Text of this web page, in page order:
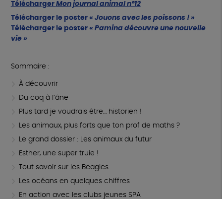
Télécharger Mon journal animal n°12
Télécharger le poster « Jouons avec les poissons ! »
Télécharger le poster « Pamina découvre une nouvelle
vie »
Sommaire :
À découvrir
Du coq à l’âne
Plus tard je voudrais être… historien !
Les animaux, plus forts que ton prof de maths ?
Le grand dossier : Les animaux du futur
Esther, une super truie !
Tout savoir sur les Beagles
Les océans en quelques chiffres
En action avec les clubs jeunes SPA